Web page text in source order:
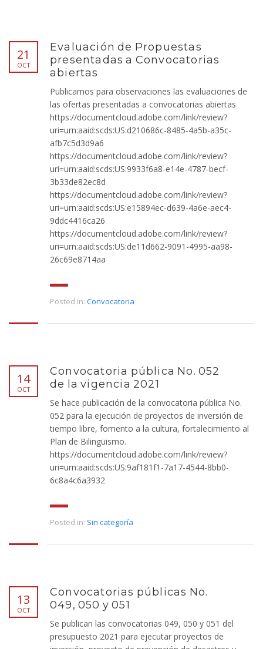
21
OCT
Evaluación de Propuestas
presentadas a Convocatorias
abiertas
Publicamos para observaciones las evaluaciones de
las ofertas presentadas a convocatorias abiertas
https://documentcloud.adobe.com/link/review?
uri=urn:aaid:scds:US:d210686c-8485-4a5b-a35c-
afb7c5d3d9a6
https://documentcloud.adobe.com/link/review?
uri=urn:aaid:scds:US:9933f6a8-e14e-4787-becf-
3b33de82ec8d
https://documentcloud.adobe.com/link/review?
uri=urn:aaid:scds:US:e15894ec-d639-4a6e-aec4-
9ddc4416ca26
https://documentcloud.adobe.com/link/review?
uri=urn:aaid:scds:US:de11d662-9091-4995-aa98-
26c69e8714aa
Posted in: Convocatoria
14
OCT
Convocatoria pública No. 052
de la vigencia 2021
Se hace publicación de la convocatoria pública No.
052 para la ejecución de proyectos de inversión de
tiempo libre, fomento a la cultura, fortalecimiento al
Plan de Bilingüismo.
https://documentcloud.adobe.com/link/review?
uri=urn:aaid:scds:US:9af181f1-7a17-4544-8bb0-
6c8a4c6a3932
Posted in: Sin categoría
13
OCT
Convocatorias públicas No.
049, 050 y 051
Se publican las convocatorias 049, 050 y 051 del
presupuesto 2021 para ejecutar proyectos de